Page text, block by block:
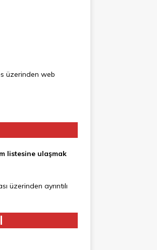
üzerinden web
listesine ulaşmak
üzerinden ayrıntılı